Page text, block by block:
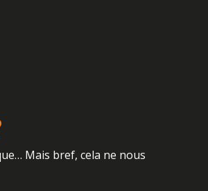
Mais bref, cela ne nous